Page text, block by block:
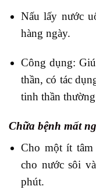
Nấu lấy nước
hàng ngày.
Công dụng:
thần, có tác
tinh thần
Chữa bệnh mất
Cho một ít tâm
cho nước sôi
phút.